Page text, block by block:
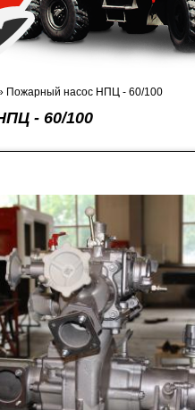
Пожарный насос НПЦ - 60/100
- 60/100